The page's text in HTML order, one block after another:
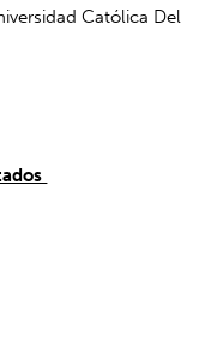
Católica Del